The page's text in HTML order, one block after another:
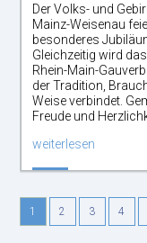
Der Volks- und
Mainz-Weisenau
besonderes
Gleichzeitig wird
Rhein-Main-
der Tradition,
Weise verbindet.
Freude und
weiterlesen
1 2 3 4